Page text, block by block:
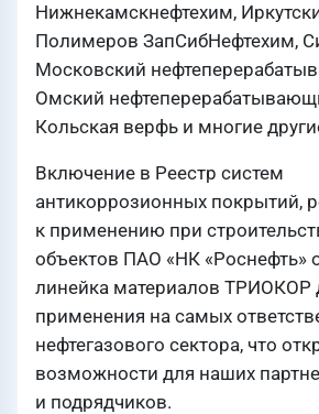
Нижнекамскнефтехим,
Полимеров ЗапСибНефтехим,
Московский
Омский
Кольская верфь и многие
Включение в Реестр систем
антикоррозионных покрытий,
к применению при
объектов ПАО «НК «Роснефть»
линейка материалов ТРИОКОР
применения на самых
нефтегазового сектора, что
возможности для наших
и подрядчиков.